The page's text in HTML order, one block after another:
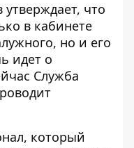
что
в кабинете
но и его
идет о
Служба
который